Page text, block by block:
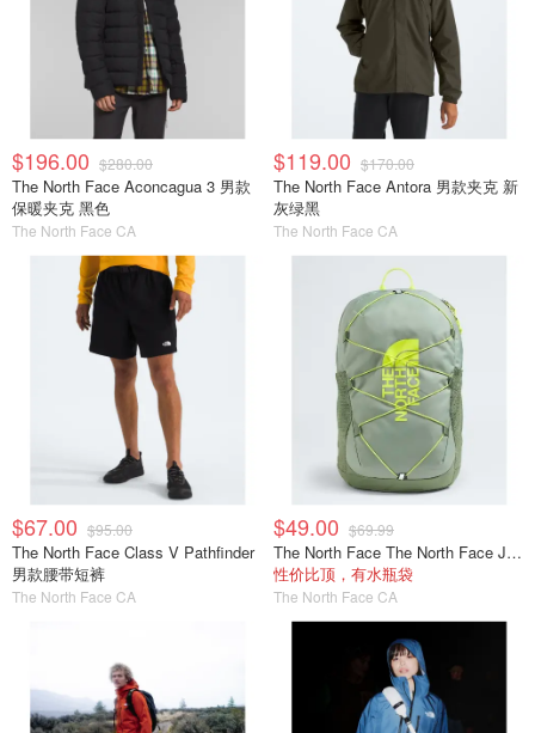
$196.00 $280.00
The North Face Aconcagua 3 男款
保暖夹克 黑色
The North Face CA
$119.00 $170.00
The North Face Antora 男款夹克 新
灰绿黑
The North Face CA
$67.00 $95.00
The North Face Class V Pathfinder
男款腰带短裤
The North Face CA
$49.00 $69.99
The North Face The North Face Jester 青少年背包
性价比顶，有水瓶袋
The North Face CA